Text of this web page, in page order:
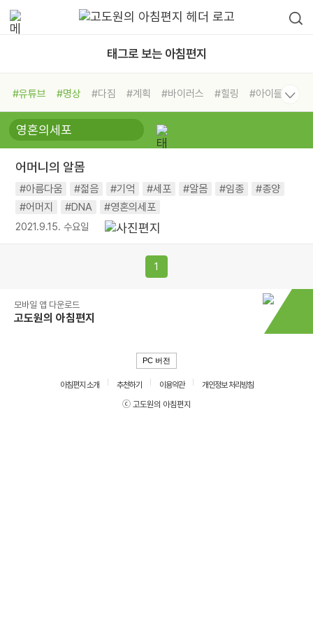
태그로 보는 아침편지
#유튜브 #명상 #다짐 #계획 #바이러스 #힐링
#아이들
#비전캠프
#독서캠프 #삶
#희망
#나눔 #친구 #링컨학교
#독서
#건강 #면역력
어머니의 알몸
#아름다움 #젊음 #기억 #세포 #알몸 #임종
#종양
#어머지
#DNA #영혼의세포
2021.9.15. 수요일
1
모바일 앱 다운로드
고도원의 아침편지
PC 버전
아침편지 소개 추천하기 이용약관
개인정보 처리방침
ⓒ 고도원의 아침편지